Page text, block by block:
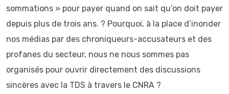
sommations » pour payer quand on sait qu’on doit payer
depuis plus de trois ans. ? Pourquoi, à la place d’inonder
nos médias par des chroniqueurs-accusateurs et des
profanes du secteur, nous ne nous sommes pas
organisés pour ouvrir directement des discussions
sincères avec la TDS à travers le CNRA ?